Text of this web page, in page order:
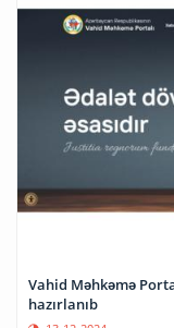
Vahid Məhkəmə
hazırlanıb